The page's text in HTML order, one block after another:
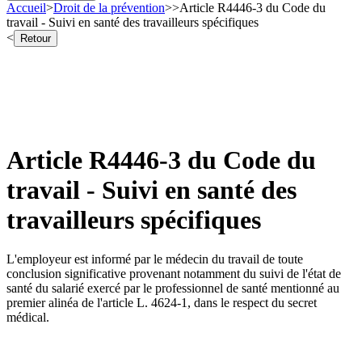
Accueil>Droit de la prévention>>Article R4446-3 du Code du
travail - Suivi en santé des travailleurs spécifiques
<
Retour
Article R4446-3 du Code du
travail - Suivi en santé des
travailleurs spécifiques
L'employeur est informé par le médecin du travail de toute
conclusion significative provenant notamment du suivi de l'état de
santé du salarié exercé par le professionnel de santé mentionné au
premier alinéa de l'article L. 4624-1, dans le respect du secret
médical.